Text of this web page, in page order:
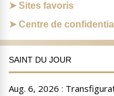
Sites favoris
Centre de
SAINT DU JOUR